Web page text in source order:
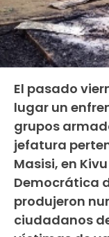
El pasado
lugar un
grupos
jefatura
Masisi, en
Democrática
produjeron
ciudadanos